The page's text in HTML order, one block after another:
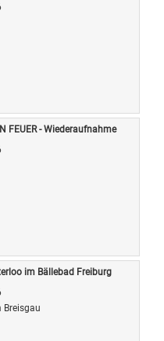
FEUER - Wiederaufnahme
im Bällebad Freiburg
Breisgau